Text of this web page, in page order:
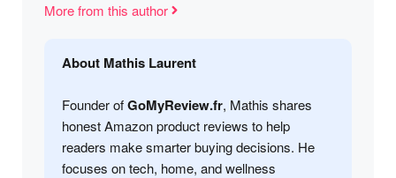
More from this author
About Mathis Laurent
Founder ofGoMyReview.fr, Mathis shares
honest Amazon product reviews to help
readers make smarter buying decisions. He
focuses on tech, home, and wellness